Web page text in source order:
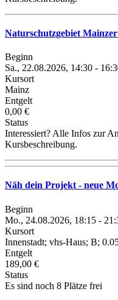
Naturschutzgebiet
Beginn
Sa., 22.08.2026, 14:30 -
Kursort
Mainz
Entgelt
0,00 €
Status
Interessiert? Alle Infos zur
Kursbeschreibung.
Näh dein Projekt - neue
Beginn
Mo., 24.08.2026, 18:15 -
Kursort
Innenstadt; vhs-Haus; B;
Entgelt
189,00 €
Status
Es sind noch 8 Plätze frei